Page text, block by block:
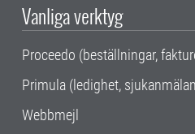
Vanliga verktyg
Proceedo (beställningar,
Primula (ledighet,
Webbmejl